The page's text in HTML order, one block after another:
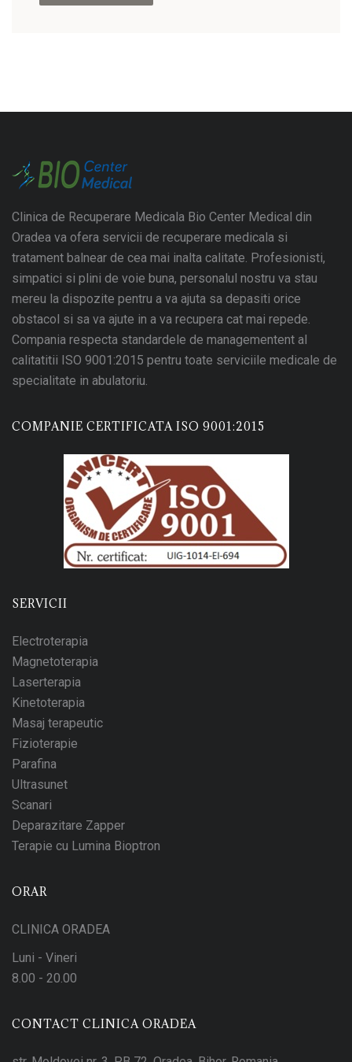
Clinica de Recuperare Medicala Bio Center Medical din
Oradea va ofera servicii de recuperare medicala si
tratament balnear de cea mai inalta calitate. Profesionisti,
simpatici si plini de voie buna, personalul nostru va stau
mereu la dispozite pentru a va ajuta sa depasiti orice
obstacol si sa va ajute in a va recupera cat mai repede.
Compania respecta standardele de managementent al
calitatitii ISO 9001:2015 pentru toate serviciile medicale de
specialitate in abulatoriu.
COMPANIE CERTIFICATA ISO 9001:2015
SERVICII
Electroterapia
Magnetoterapia
Laserterapia
Kinetoterapia
Masaj terapeutic
Fizioterapie
Parafina
Ultrasunet
Scanari
Deparazitare Zapper
Terapie cu Lumina Bioptron
ORAR
CLINICA ORADEA
Luni - Vineri
8.00 - 20.00
CONTACT CLINICA ORADEA